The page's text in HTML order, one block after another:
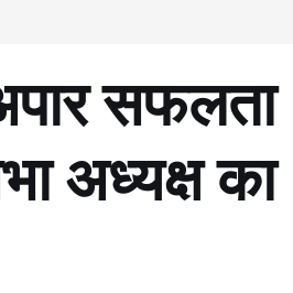
सफलता
अध्यक्ष का